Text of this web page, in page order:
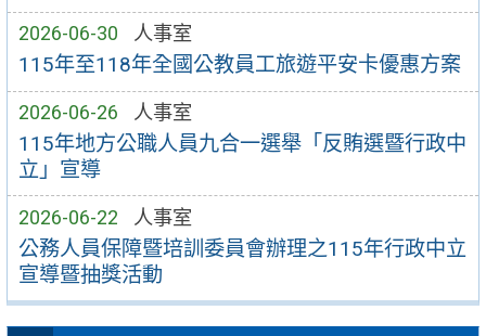
2026-06-30 人事室
115年至118年全國公教員工旅遊平安卡優惠方案
2026-06-26 人事室
115年地方公職人員九合一選舉「反賄選暨行政中
立」宣導
2026-06-22 人事室
公務人員保障暨培訓委員會辦理之115年行政中立
宣導暨抽獎活動